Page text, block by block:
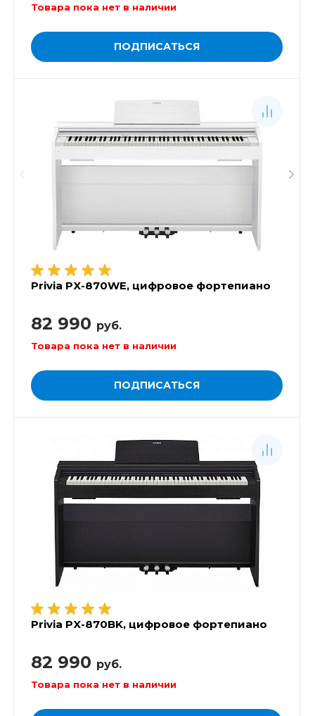
Товара пока нет в наличии
ПОДПИСАТЬСЯ
Privia PX-870WE, цифровое фортепиано
82 990 руб.
Товара пока нет в наличии
ПОДПИСАТЬСЯ
Privia PX-870BK, цифровое фортепиано
82 990 руб.
Товара пока нет в наличии